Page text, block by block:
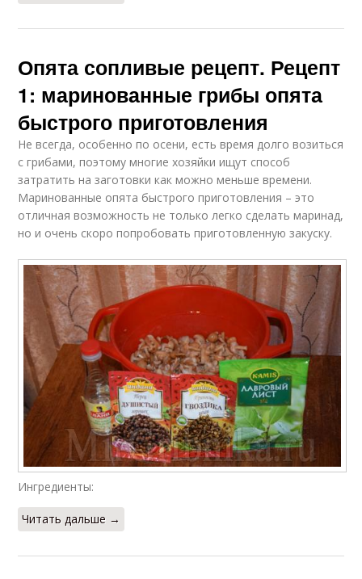
Опята сопливые рецепт. Рецепт
1: маринованные грибы опята
быстрого приготовления
Не всегда, особенно по осени, есть время долго возиться
с грибами, поэтому многие хозяйки ищут способ
затратить на заготовки как можно меньше времени.
Маринованные опята быстрого приготовления – это
отличная возможность не только легко сделать маринад,
но и очень скоро попробовать приготовленную закуску.
Ингредиенты:
Читать дальше →